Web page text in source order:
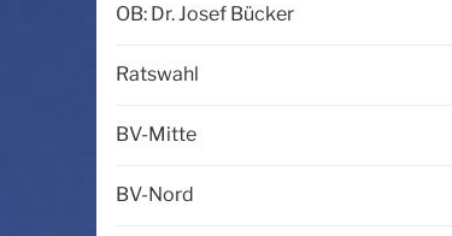
OB: Dr. Josef Bücker
Ratswahl
BV-Mitte
BV-Nord